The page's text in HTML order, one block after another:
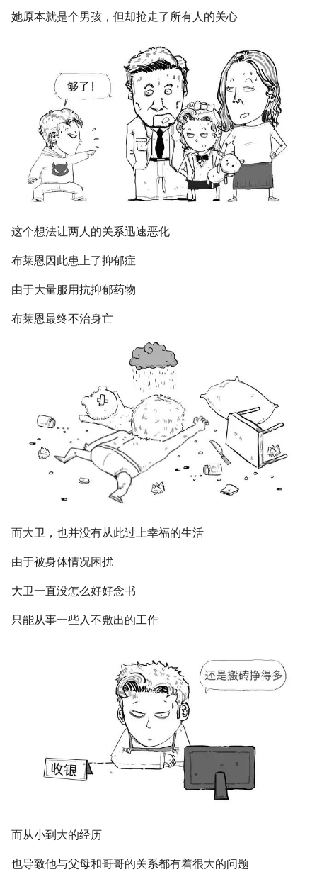
她原本就是个男孩，但却抢走了所有人的关心
这个想法让两人的关系迅速恶化
布莱恩因此患上了抑郁症
由于大量服用抗抑郁药物
布莱恩最终不治身亡
而大卫，也并没有从此过上幸福的生活
由于被身体情况困扰
大卫一直没怎么好好念书
只能从事一些入不敷出的工作
而从小到大的经历
也导致他与父母和哥哥的关系都有着很大的问题